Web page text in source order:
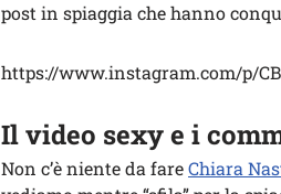
post in spiaggia che hanno
https://www.instagram.com/p/
Il video sexy e i
Non c’è niente da fareChiara